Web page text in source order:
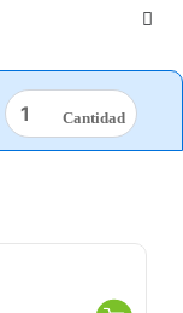
FIBRA
BLANCA
SCOTCH-